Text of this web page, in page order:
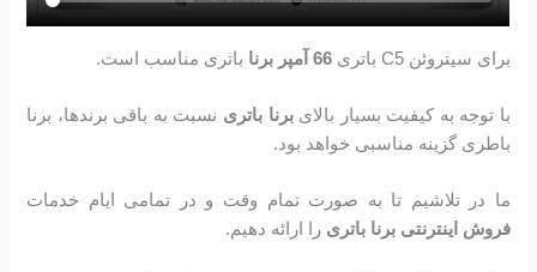
برای سیتروئن C5 باتری 66 آمپر برنا باتری مناسب است.
با توجه به کیفیت بسیار بالایبرنا باتری نسبت به باقی برندها، برنا
باطری گزینه مناسبی خواهد بود.
ما در تلاشیم تا به صورت تمام وقت و در تمامی ایام خدمات
فروش اینترنتی برنا باتری را ارائه دهیم.